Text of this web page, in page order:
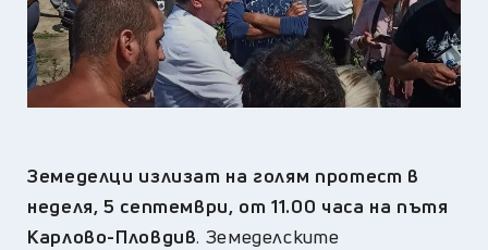
Земеделци излизат на голям протест в
неделя, 5 септември, от 11.00 часа на пътя
Карлово-Пловдив. Земеделските